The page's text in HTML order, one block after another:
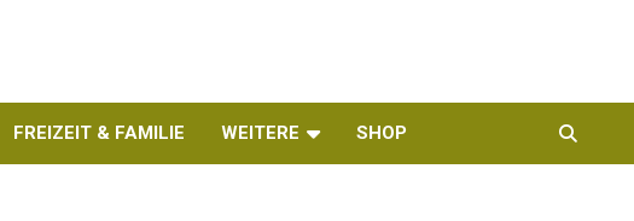
FREIZEIT & FAMILIE WEITERE SHOP